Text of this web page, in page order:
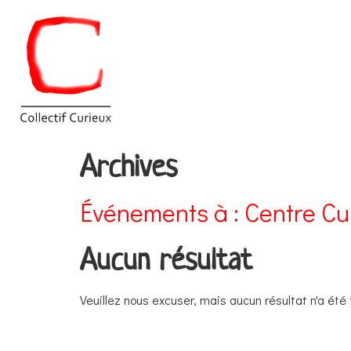
Archives
Événements à : Centre
Aucun résultat
Veuillez nous excuser, mais aucun résultat n'a